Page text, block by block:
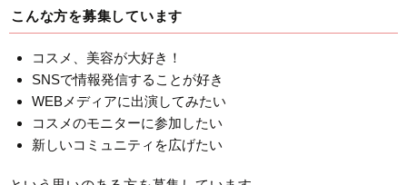
こんな方を募集しています
コスメ、美容が大好き！
SNSで情報発信することが好き
WEBメディアに出演してみたい
コスメのモニターに参加したい
新しいコミュニティを広げたい